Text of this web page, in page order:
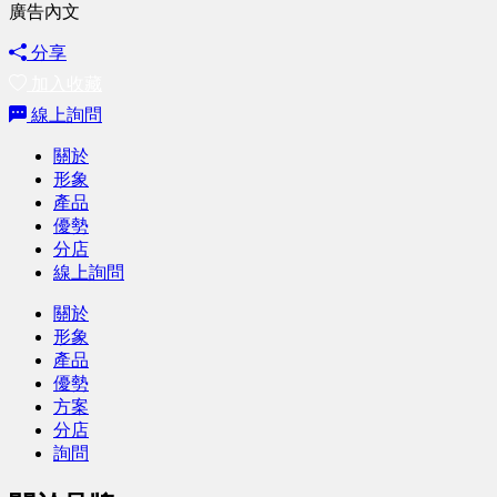
廣告內文
分享
線上詢問
關於
形象
產品
優勢
分店
線上詢問
關於
形象
產品
優勢
方案
分店
詢問